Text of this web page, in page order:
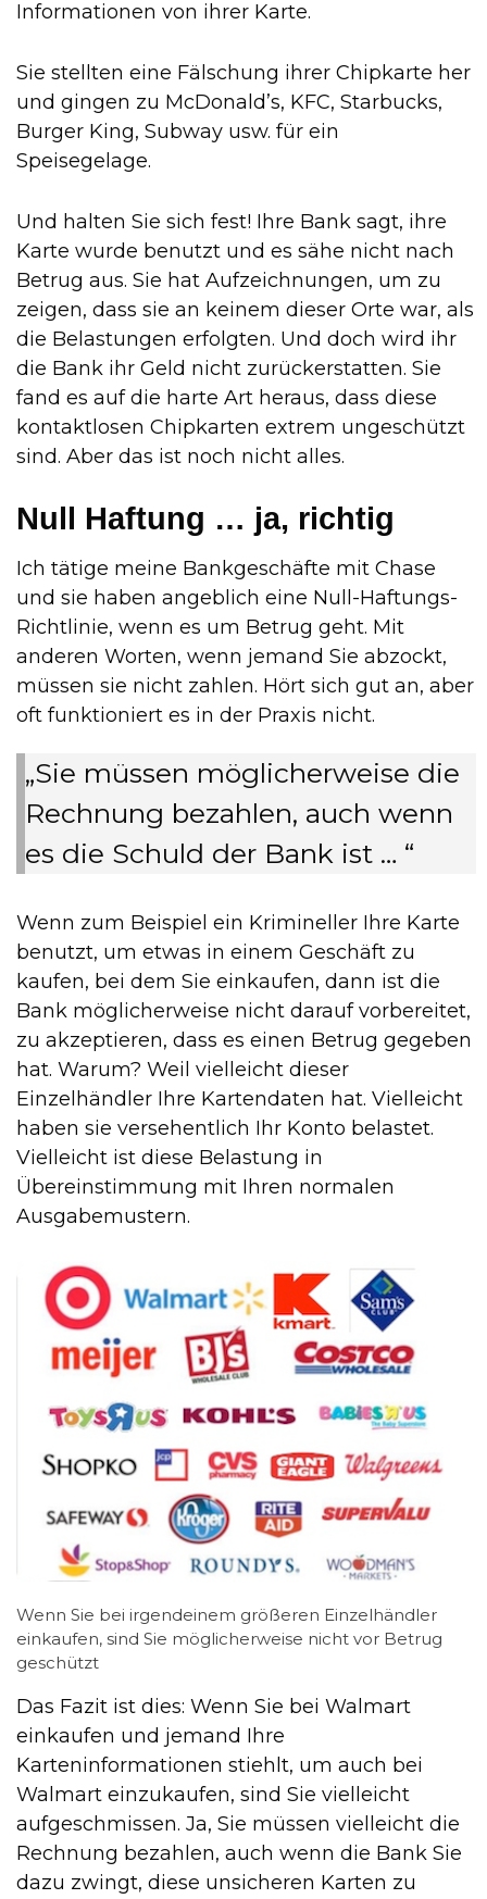
Informationen von ihrer Karte.
Sie stellten eine Fälschung ihrer Chipkarte her
und gingen zu McDonald’s, KFC, Starbucks,
Burger King, Subway usw. für ein
Speisegelage.
Und halten Sie sich fest! Ihre Bank sagt, ihre
Karte wurde benutzt und es sähe nicht nach
Betrug aus. Sie hat Aufzeichnungen, um zu
zeigen, dass sie an keinem dieser Orte war, als
die Belastungen erfolgten. Und doch wird ihr
die Bank ihr Geld nicht zurückerstatten. Sie
fand es auf die harte Art heraus, dass diese
kontaktlosen Chipkarten extrem ungeschützt
sind. Aber das ist noch nicht alles.
Null Haftung … ja, richtig
Ich tätige meine Bankgeschäfte mit Chase
und sie haben angeblich eine Null-Haftungs-
Richtlinie, wenn es um Betrug geht. Mit
anderen Worten, wenn jemand Sie abzockt,
müssen sie nicht zahlen. Hört sich gut an, aber
oft funktioniert es in der Praxis nicht.
„Sie müssen möglicherweise die
Rechnung bezahlen, auch wenn
es die Schuld der Bank ist … “
Wenn zum Beispiel ein Krimineller Ihre Karte
benutzt, um etwas in einem Geschäft zu
kaufen, bei dem Sie einkaufen, dann ist die
Bank möglicherweise nicht darauf vorbereitet,
zu akzeptieren, dass es einen Betrug gegeben
hat. Warum? Weil vielleicht dieser
Einzelhändler Ihre Kartendaten hat. Vielleicht
haben sie versehentlich Ihr Konto belastet.
Vielleicht ist diese Belastung in
Übereinstimmung mit Ihren normalen
Ausgabemustern.
Wenn Sie bei irgendeinem größeren Einzelhändler
einkaufen, sind Sie möglicherweise nicht vor Betrug
geschützt
Das Fazit ist dies: Wenn Sie bei Walmart
einkaufen und jemand Ihre
Karteninformationen stiehlt, um auch bei
Walmart einzukaufen, sind Sie vielleicht
aufgeschmissen. Ja, Sie müssen vielleicht die
Rechnung bezahlen, auch wenn die Bank Sie
dazu zwingt, diese unsicheren Karten zu